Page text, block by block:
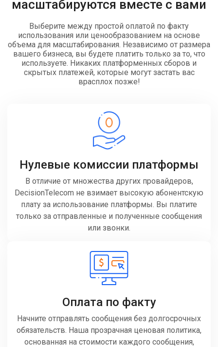
масштабируются вместе с вами
Выберите между простой оплатой по факту
использования или ценообразованием на основе
объема для масштабирования. Независимо от размера
вашего бизнеса, вы будете платить только за то, что
используете. Никаких платформенных сборов и
скрытых платежей, которые могут застать вас
врасплох позже!
Нулевые комиссии платформы
В отличие от множества других провайдеров,
DecisionTelecom не взимает высокую абонентскую
плату за использование платформы. Вы платите
только за отправленные и полученные сообщения
или звонки.
Оплата по факту
Начните отправлять сообщения без долгосрочных
обязательств. Наша прозрачная ценовая политика,
основанная на стоимости каждого сообщения,